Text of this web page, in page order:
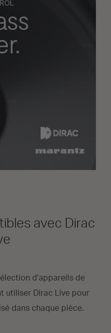
avec Dirac
d'appareils de
utiliser Dirac Live pour
dans chaque pièce.